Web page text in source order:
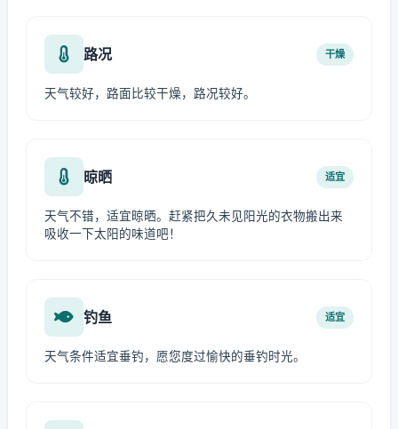
路况 干燥
天气较好，路面比较干燥，路况较好。
晾晒 适宜
天气不错，适宜晾晒。赶紧把久未见阳光的衣物搬出来
吸收一下太阳的味道吧！
钓鱼 适宜
天气条件适宜垂钓，愿您度过愉快的垂钓时光。